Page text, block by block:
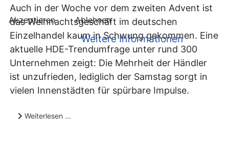
Auch in der Woche vor dem zweiten Advent ist
das Weihnachtsgeschäft im deutschen
Einzelhandel kaum in Schwung gekommen. Eine
aktuelle HDE-Trendumfrage unter rund 300
Unternehmen zeigt: Die Mehrheit der Händler
ist unzufrieden, lediglich der Samstag sorgt in
vielen Innenstädten für spürbare Impulse.
Weiterlesen …
Akzeptieren Ablehnen
Weitere Informationen